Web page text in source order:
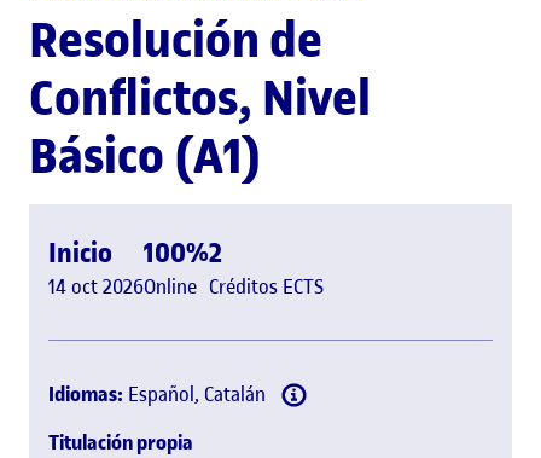
Resolución de
Conflictos, Nivel
Básico (A1)
Inicio
14 oct 2026
100%
Online
2
Créditos ECTS
Idiomas: Español, Catalán
Titulación propia